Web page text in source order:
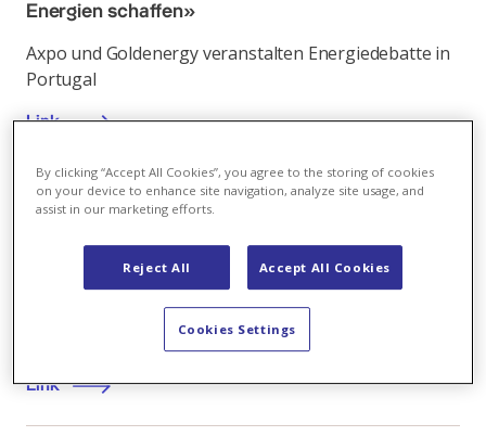
Energien schaffen»
Axpo und Goldenergy veranstalten Energiedebatte in
Portugal
Link
Mehr erneuerbare Energien, aber nicht mehr
Mehr erneuerbare Energien, aber nicht mehr Markt
Link
By clicking “Accept All Cookies”, you agree to the storing of cookies
on your device to enhance site navigation, analyze site usage, and
assist in our marketing efforts.
Reject All Accept All Cookies
Cookies Settings